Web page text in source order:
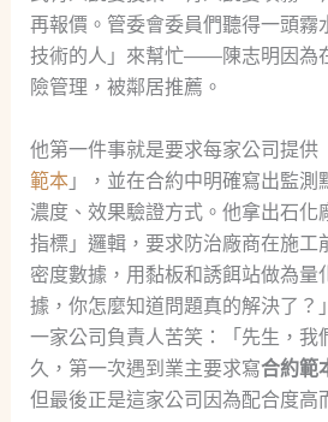
再報價。管委會委員們聽得一頭霧
技術的人」來幫忙——陳志明因為
險管理，被鄰居推薦。
他第一件事就是要求每家公司提供
範本」，並在合約中明確寫出監測
濃度、效果驗證方式。他拿出石化
指標」邏輯，要求防治廠商在施工
密度數據，用黏板和誘餌站做為量
據，你怎麼知道問題真的解決了？
一家公司負責人苦笑：「先生，我
久，第一次遇到業主要求寫合約範
但最後正是這家公司因為配合度高